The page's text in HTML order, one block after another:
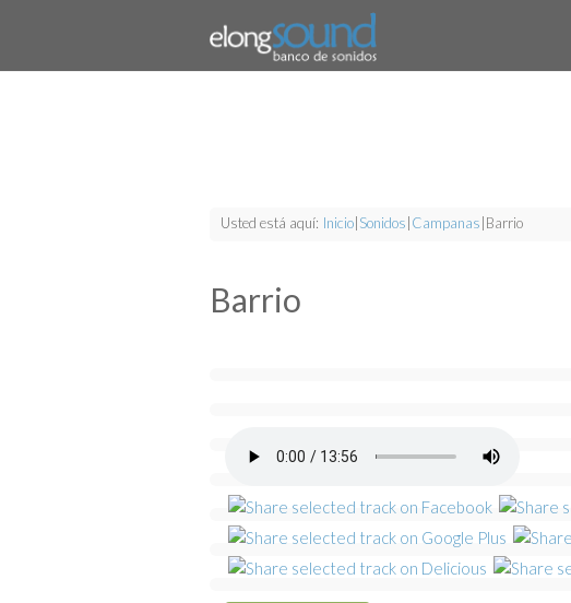
Usted está aquí: Inicio Sonidos Campanas Barrio
Barrio